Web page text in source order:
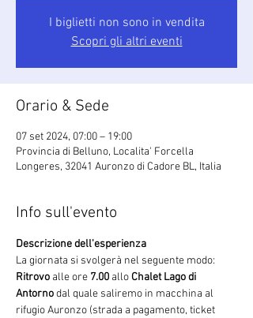
I biglietti non sono in vendita
Scopri gli altri eventi
Orario & Sede
07 set 2024, 07:00 – 19:00
Provincia di Belluno, Localita' Forcella
Longeres, 32041 Auronzo di Cadore BL, Italia
Info sull'evento
Descrizione dell'esperienza
La giornata si svolgerà nel seguente modo:
Ritrovo alle ore 7.00 allo Chalet Lago di
Antorno dal quale saliremo in macchina al
rifugio Auronzo (strada a pagamento, ticket